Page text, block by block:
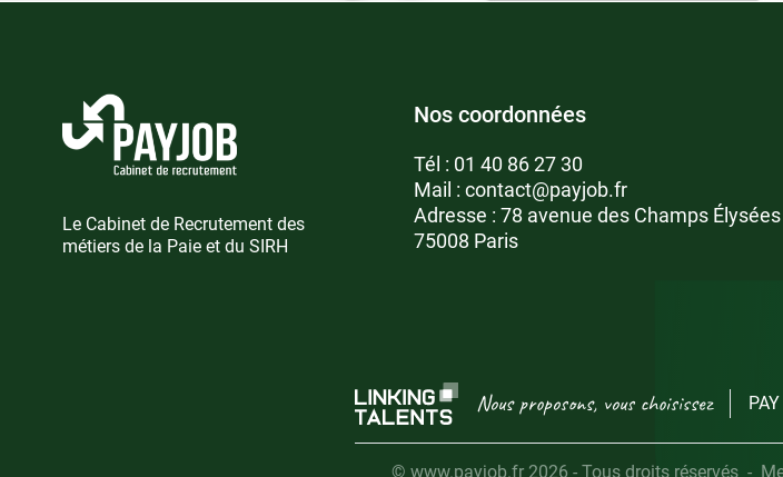
Le Cabinet de Recrutement des
métiers de la Paie et du SIRH
Nos coordonnées
Tél : 01 40 86 27 30
Mail : contact@payjob.fr
Adresse : 78 avenue des Champs
75008 Paris
Nous proposons, vous choisissez
© www.payjob.fr 2026 - Tous droits réservés